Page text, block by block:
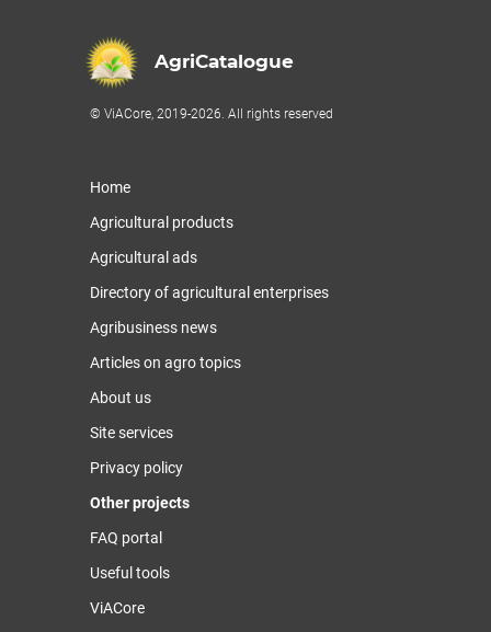
AgriCatalogue
© ViACore, 2019-2026. All rights reserved
Home
Agricultural products
Agricultural ads
Directory of agricultural enterprises
Agribusiness news
Articles on agro topics
About us
Site services
Privacy policy
Other projects
FAQ portal
Useful tools
ViACore